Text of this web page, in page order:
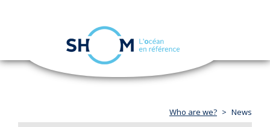
Skip
navigation
Who are we? News